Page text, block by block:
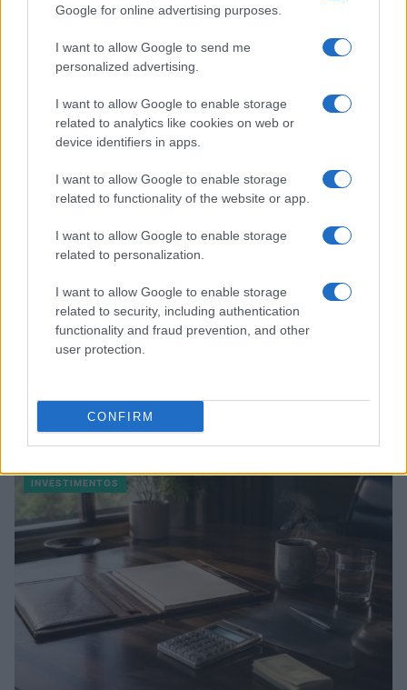
Google for online advertising purposes.
I want to allow Google to send me
personalized advertising.
I want to allow Google to enable storage
related to analytics like cookies on web or
device identifiers in apps.
I want to allow Google to enable storage
related to functionality of the website or app.
I want to allow Google to enable storage
related to personalization.
I want to allow Google to enable storage
related to security, including authentication
functionality and fraud prevention, and other
user protection.
CONFIRM
Principais ações recomendadas para dividendos em agosto de
Bruno Costa · 6 ago 2026
Como criar uma carteira de investimentos diversificada e
Bruno Costa · 4 ago 2026
INVESTIMENTOS